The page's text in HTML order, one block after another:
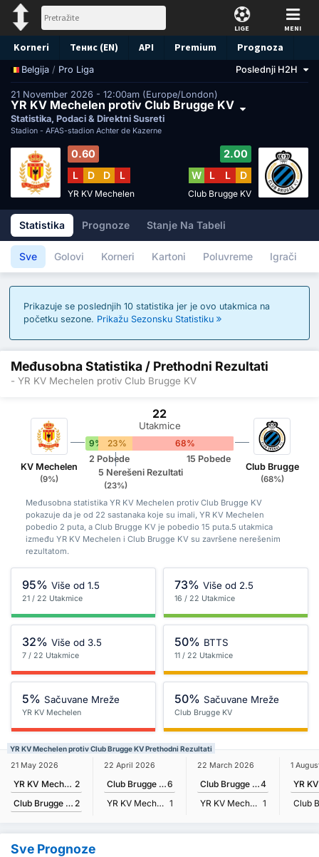
LIGE MENI
Korneri Тенис (EN) API Premium Prognoza
Belgija / Pro Liga Poslednji H2H
21 November 2026 - 12:00am (Europe/London)
YR KV Mechelen protiv Club Brugge KV
Statistika, Podaci & Direktni Susreti
Stadion - AFAS-stadion Achter de Kazerne
0.60
L
D D L
YR KV Mechelen
2.00
W
L L D
Club Brugge KV
Statistika Prognoze Stanje Na Tabeli
Sve Golovi Korneri Kartoni Poluvreme Igrači
Prikazuje se poslednjih 10 statistika jer je ovo utakmica na
početku sezone. Prikažu Sezonsku Statistiku
Međusobna Statistika / Prethodni Rezultati
- YR KV Mechelen protiv Club Brugge KV
KV Mechelen
(9%)
22
Utakmice
9% 23%
68%
2 Pobede
5 Nerešeni Rezultati
(23%)
15 Pobede
Club Brugge
(68%)
Međusobna statistika YR KV Mechelen protiv Club Brugge KV
pokazuje da je od 22 sastanaka koje su imali, YR KV Mechelen
pobedio 2 puta, a Club Brugge KV je pobedio 15 puta.5 utakmica
između YR KV Mechelen i Club Brugge KV su završene nerešenim
rezultatom.
95% Više od 1.5
21 / 22 Utakmice
73% Više od 2.5
16 / 22 Utakmice
32% Više od 3.5
7 / 22 Utakmice
50% BTTS
11 / 22 Utakmice
5% Sačuvane Mreže
YR KV Mechelen
50% Sačuvane Mreže
Club Brugge KV
YR KV Mechelen protiv Club Brugge KV Prethodni Rezultati
21 May 2026
YR KV Mechelen 2
Club Brugge KV 2
22 April 2026
Club Brugge KV6
YR KV Mechelen 1
22 March 2026
Club Brugge KV4
YR KV Mechelen 1
1
Sve Prognoze